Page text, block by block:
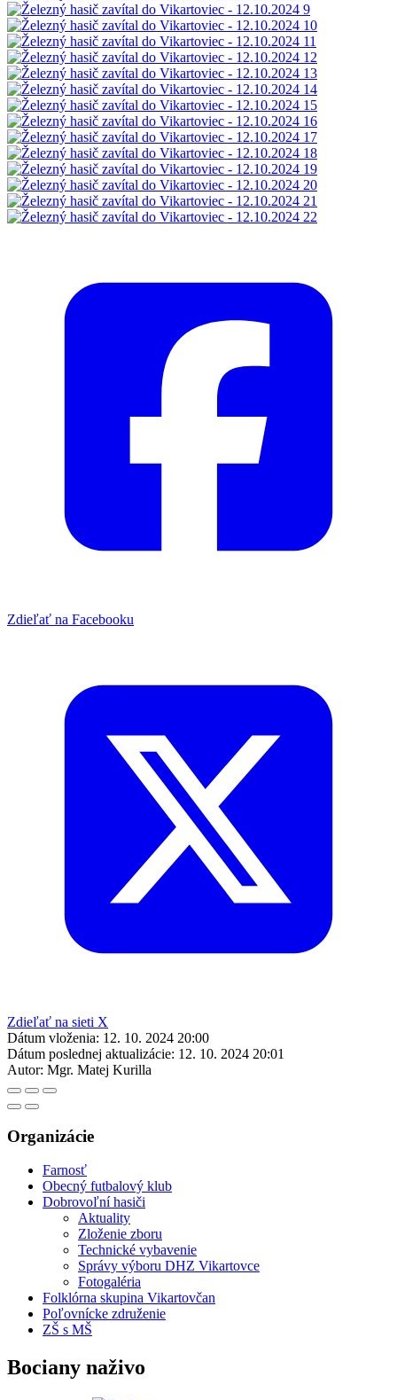
Zdieľať na Facebooku
Zdieľať na sieti X
Dátum vloženia: 12. 10. 2024 20:00
Dátum poslednej aktualizácie: 12. 10. 2024 20:01
Autor: Mgr. Matej Kurilla
Organizácie
Farnosť
Obecný futbalový klub
Dobrovoľní hasiči
Aktuality
Zloženie zboru
Technické vybavenie
Správy výboru DHZ Vikartovce
Fotogaléria
Folklórna skupina Vikartovčan
Poľovnícke združenie
ZŠ s MŠ
Bociany naživo